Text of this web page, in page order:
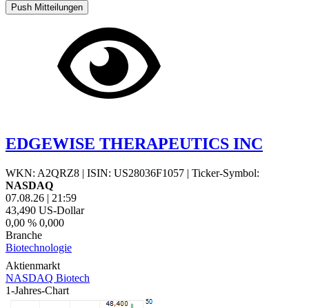
Push Mitteilungen
EDGEWISE THERAPEUTICS INC
WKN: A2QRZ8 | ISIN: US28036F1057 | Ticker-Symbol:
NASDAQ
07.08.26 | 21:59
43,490 US-Dollar
0,00 % 0,000
Branche
Biotechnologie
Aktienmarkt
NASDAQ Biotech
1-Jahres-Chart